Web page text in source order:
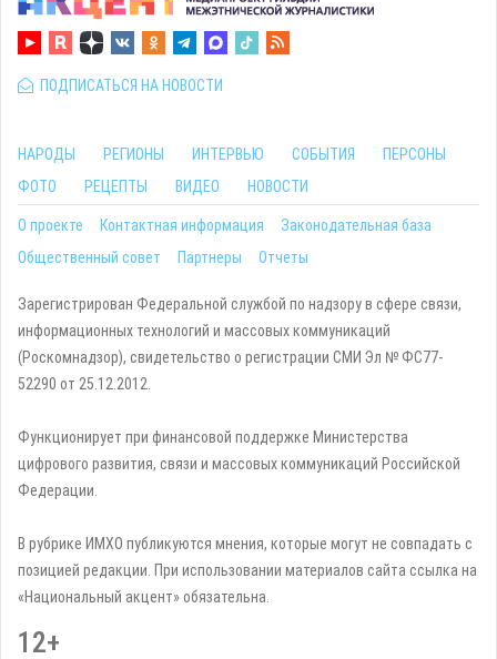
ПОДПИСАТЬСЯ НА НОВОСТИ
НАРОДЫ РЕГИОНЫ ИНТЕРВЬЮ СОБЫТИЯ
ПЕРСОНЫ
ФОТО
РЕЦЕПТЫ ВИДЕО НОВОСТИ
О проекте Контактная информация
Законодательная база
Общественный совет
Партнеры Отчеты
Зарегистрирован Федеральной службой по надзору в сфере связи,
информационных технологий и массовых коммуникаций
(Роскомнадзор), свидетельство о регистрации СМИ Эл № ФС77-
52290 от 25.12.2012.
Функционирует при финансовой поддержке Министерства
цифрового развития, связи и массовых коммуникаций Российской
Федерации.
В рубрике ИМХО публикуются мнения, которые могут не совпадать с
позицией редакции. При использовании материалов сайта ссылка на
«Национальный акцент» обязательна.
12+